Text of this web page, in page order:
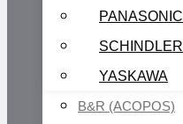
PANASONIC
SCHINDLER
YASKAWA
B&R (ACOPOS)